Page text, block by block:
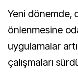
Yeni dönemde,
önlenmesine
uygulamalar
çalışmaları